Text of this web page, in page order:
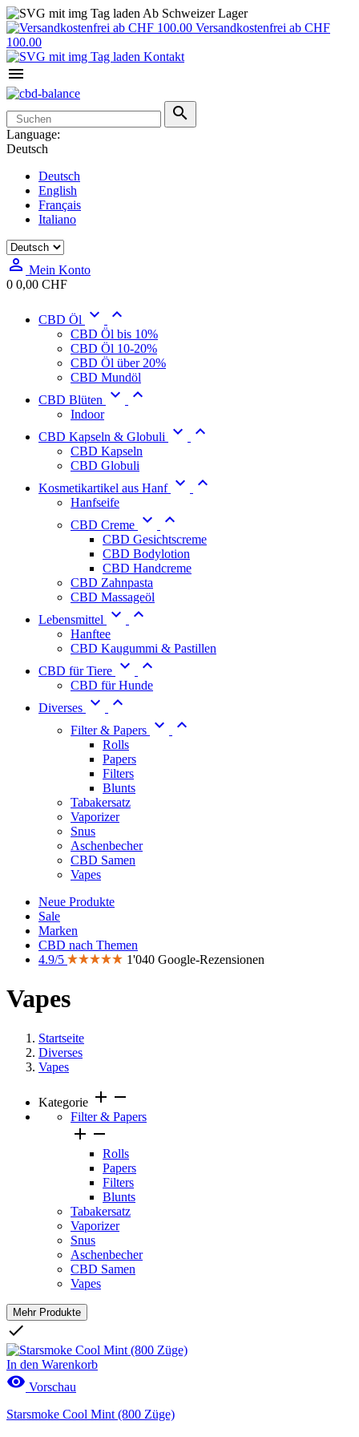
Ab Schweizer Lager
Versandkostenfrei ab CHF
100.00
Kontakt


Language:
Deutsch
Deutsch
English
Français
Italiano
 Mein Konto
0 0,00 CHF
CBD Öl  
CBD Öl bis 10%
CBD Öl 10-20%
CBD Öl über 20%
CBD Mundöl
CBD Blüten
 
Indoor
CBD Kapseln & Globuli
 
CBD Kapseln
CBD Globuli
Kosmetikartikel aus Hanf  
Hanfseife
CBD Creme  
CBD Gesichtscreme
CBD Bodylotion
CBD Handcreme
CBD Zahnpasta
CBD Massageöl
Lebensmittel
 
Hanftee
CBD Kaugummi & Pastillen
CBD für Tiere  
CBD für Hunde
Diverses  
Filter & Papers  
Rolls
Papers
Filters
Blunts
Tabakersatz
Vaporizer
Snus
Aschenbecher
CBD Samen
Vapes
Neue Produkte
Sale
Marken
CBD nach Themen
4.9/5
1'040 Google-Rezensionen
Vapes
Startseite
Diverses
Vapes
Kategorie add remove
Filter & Papers
 
Rolls
Papers
Filters
Blunts
Tabakersatz
Vaporizer
Snus
Aschenbecher
CBD Samen
Vapes
Clear
Preis
Marken
Mehr Produkte

In den Warenkorb
 Vorschau
Starsmoke Cool Mint (800 Züge)